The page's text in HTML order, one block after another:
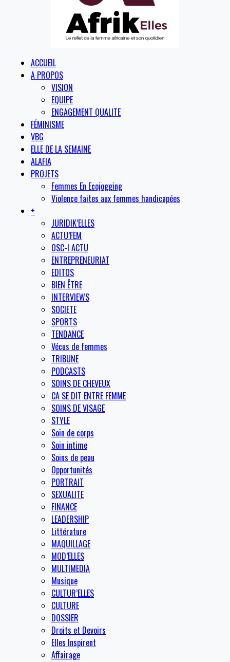
ACCUEIL
A PROPOS
VISION
EQUIPE
ENGAGEMENT QUALITE
FÉMINISME
VBG
ELLE DE LA SEMAINE
ALAFIA
PROJETS
Femmes En Ecojogging
Violence faites aux femmes handicapées
+
JURIDIK’ELLES
ACTU’FEM
OSC-I ACTU
ENTREPRENEURIAT
EDITOS
BIEN ÊTRE
INTERVIEWS
SOCIETE
SPORTS
TENDANCE
Vécus de femmes
TRIBUNE
PODCASTS
SOINS DE CHEVEUX
CA SE DIT ENTRE FEMME
SOINS DE VISAGE
STYLE
Soin de corps
Soin intime
Soins de peau
Opportunités
PORTRAIT
SEXUALITE
FINANCE
LEADERSHIP
Littérature
MAQUILLAGE
MOD’ELLES
MULTIMEDIA
Musique
CULTUR’ELLES
CULTURE
DOSSIER
Droits et Devoirs
Elles Inspirent
Affairage